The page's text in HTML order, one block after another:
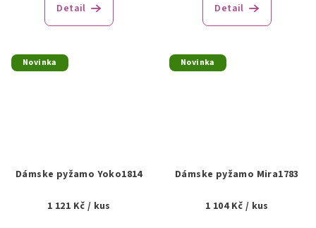
Detail Detail
Novinka
Dámske pyžamo Yoko1814
1 121 Kč / kus
Novinka
Dámske pyžamo Mira1783
1 104 Kč / kus